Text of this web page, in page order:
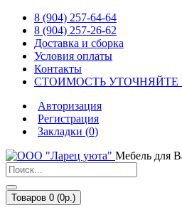
8 (904) 257-64-64
8 (904) 257-26-62
Доставка и сборка
Условия оплаты
Контакты
СТОИМОСТЬ
Авторизация
Регистрация
Закладки (0)
Мебель для
Товаров 0 (0р.)